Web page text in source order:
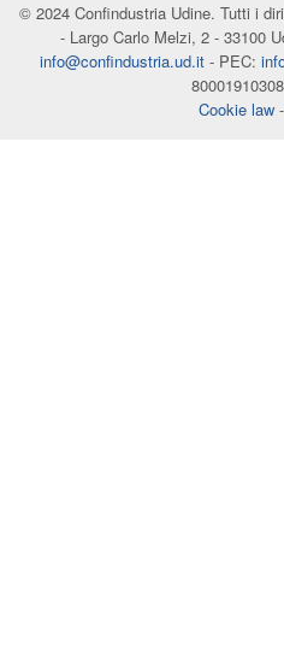
© 2024 Confindustria Udine. Tutti i
- Largo Carlo Melzi, 2 - 33100
info@confindustria.ud.it - PEC:
Cookie law-